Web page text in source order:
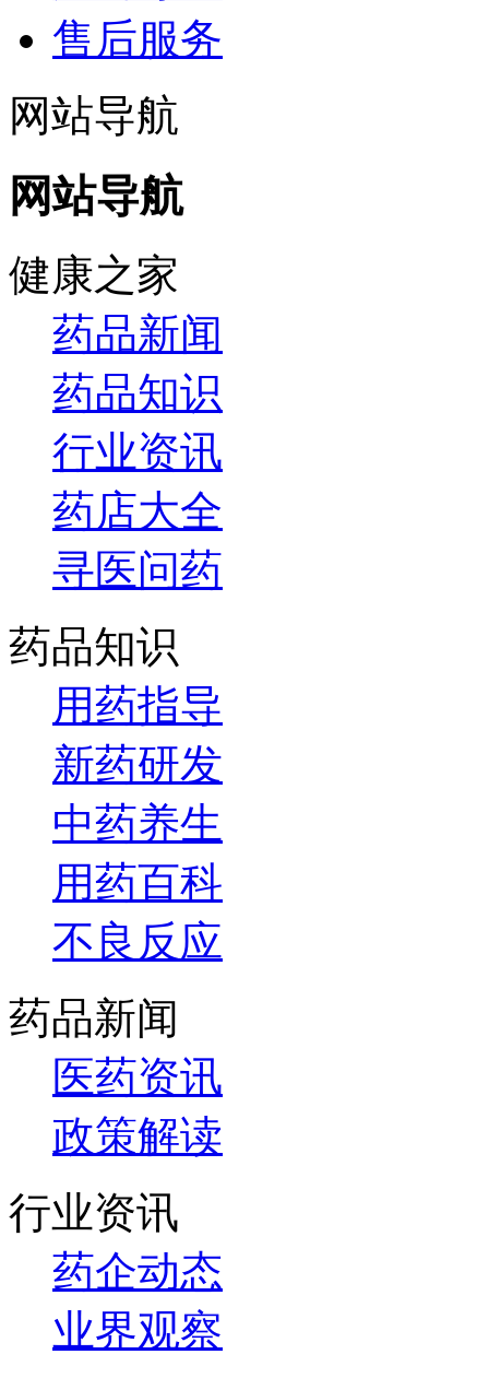
售后服务
网站导航
网站导航
健康之家
药品新闻
药品知识
行业资讯
药店大全
寻医问药
药品知识
用药指导
新药研发
中药养生
用药百科
不良反应
药品新闻
医药资讯
政策解读
行业资讯
药企动态
业界观察